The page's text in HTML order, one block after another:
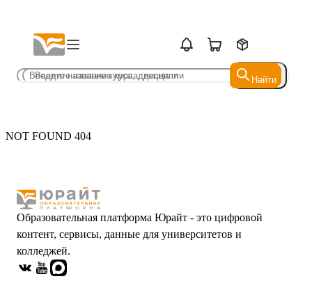
Найти
Найти
NOT FOUND 404
Образовательная платформа Юрайт - это цифровой
контент, сервисы, данные для университетов и
колледжей.